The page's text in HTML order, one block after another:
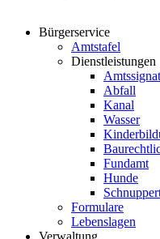
Bürgerservice
Amtstafel
Dienstleistungen
Abfall
Kanal
Wasser
Fundamt
Hunde
Formulare
Lebenslagen
Verwaltung